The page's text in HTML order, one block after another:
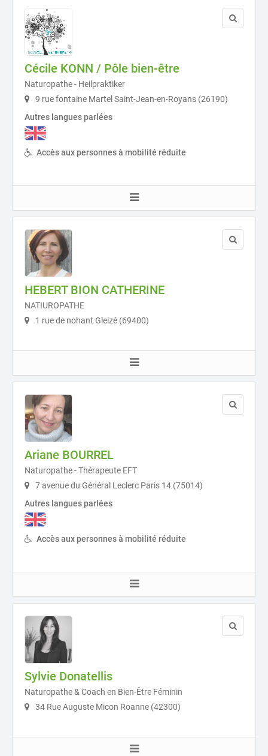
Cécile KONN / Pôle bien-être
Naturopathe - Heilpraktiker
9 rue fontaine Martel Saint-Jean-en-Royans (26190)
Autres langues parlées
Accès aux personnes à mobilité réduite
HEBERT BION CATHERINE
NATIUROPATHE
1 rue de nohant Gleizé (69400)
Ariane BOURREL
Naturopathe - Thérapeute EFT
7 avenue du Général Leclerc Paris 14 (75014)
Autres langues parlées
Accès aux personnes à mobilité réduite
Sylvie Donatellis
Naturopathe & Coach en Bien-Être Féminin
34 Rue Auguste Micon Roanne (42300)